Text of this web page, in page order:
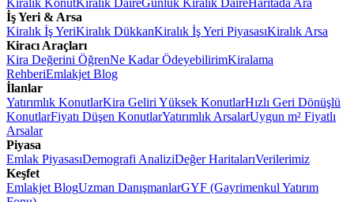
Kiralık KonutKiralık DaireGünlük Kiralık DaireHaritada Ara
İş Yeri & Arsa
Kiralık İş YeriKiralık DükkanKiralık İş Yeri PiyasasıKiralık Arsa
Kiracı Araçları
Kira Değerini ÖğrenNe Kadar ÖdeyebilirimKiralama
RehberiEmlakjet Blog
İlanlar
Yatırımlık KonutlarKira Geliri Yüksek KonutlarHızlı Geri Dönüşlü
KonutlarFiyatı Düşen KonutlarYatırımlık ArsalarUygun m² Fiyatlı
Arsalar
Piyasa
Emlak PiyasasıDemografi AnaliziDeğer HaritalarıVerilerimiz
Keşfet
Emlakjet BlogUzman DanışmanlarGYF (Gayrimenkul Yatırım